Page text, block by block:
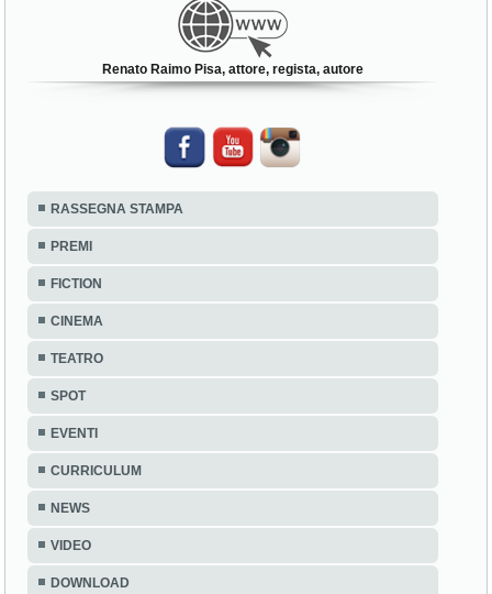
Renato Raimo Pisa, attore, regista, autore
RASSEGNA STAMPA
PREMI
FICTION
CINEMA
TEATRO
SPOT
EVENTI
CURRICULUM
NEWS
VIDEO
DOWNLOAD